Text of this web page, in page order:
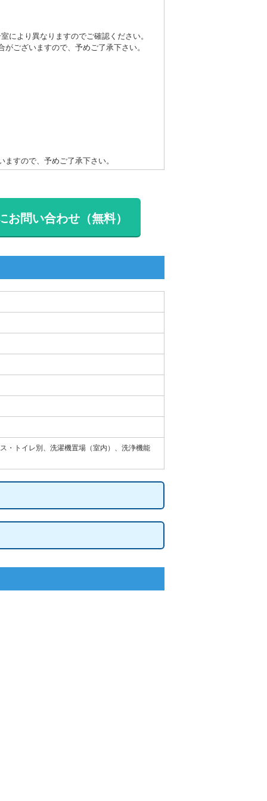
により異なりますのでご確認ください。
ございますので、予めご了承下さい。
すので、予めご了承下さい。
お問い合わせ（無料）
・トイレ別、洗濯機置場（室内）、洗浄機能